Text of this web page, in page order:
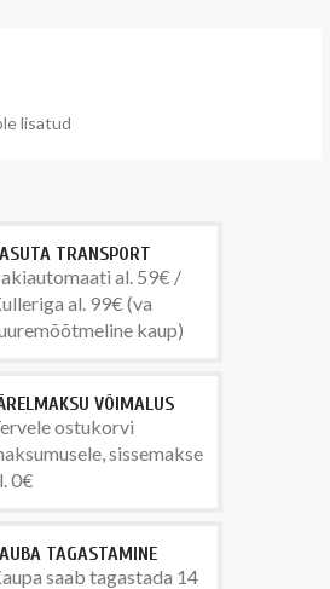
lisatud
TRANSPORT
al. 59€ /
al. 99€ (va
kaup)
VÕIMALUS
ostukorvi
sissemakse
0€
TAGASTAMINE
saab tagastada 14